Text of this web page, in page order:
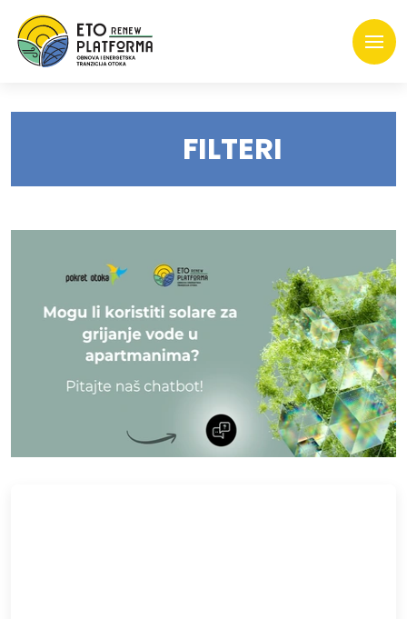
FILTERI